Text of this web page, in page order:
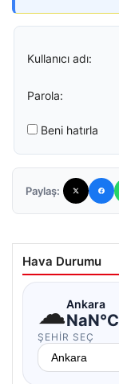
Kullanıcı adı:
Parola:
Beni hatırla
Paylaş:
Hava Durumu
☁Ankara
NaN°C
ŞEHIR SEÇ